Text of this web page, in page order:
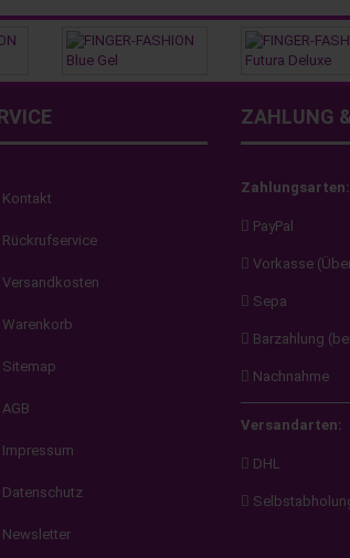
Kontakt
Rückrufservice
Versandkosten
Warenkorb
Sitemap
AGB
Impressum
Datenschutz
Newsletter
ZAHLUNG
Zahlungsarten:
PayPal
Vorkasse
Sepa
Barzahlung
Nachnahme
Versandarten:
DHL